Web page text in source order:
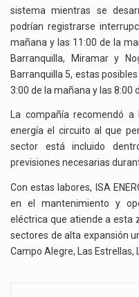
sistema mientras se
podrían registrarse
mañana y las 11:00 de la
Barranquilla, Miramar y
Barranquilla 5, estas
3:00 de la mañana y las 8:00
La compañía recomendó
energía el circuito al que
sector está incluido
previsiones necesarias
Con estas labores, ISA
en el mantenimiento y
eléctrica que atiende a esta
sectores de alta expansión
Campo Alegre, Las Estrellas,